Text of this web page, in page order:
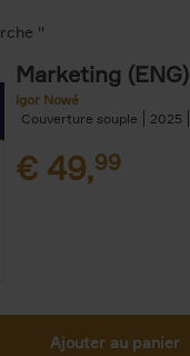
''
Marketing (ENG)
Igor Nowé
Couverture souple
2025
€ 49,99
Ajouter au panier